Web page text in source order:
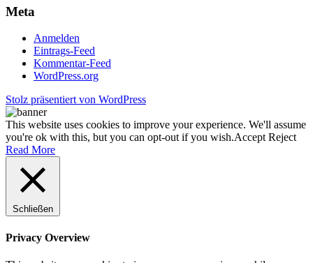
Meta
Anmelden
Eintrags-Feed
Kommentar-Feed
WordPress.org
Stolz präsentiert von WordPress
This website uses cookies to improve your experience. We'll assume
you're ok with this, but you can opt-out if you wish.Accept Reject
Read More
Schließen
Privacy Overview